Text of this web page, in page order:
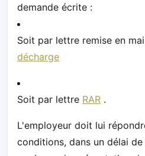
demande écrite :
Soit par lettre remise en
décharge
Soit par lettre RAR .
L'employeur doit lui
conditions, dans un délai de